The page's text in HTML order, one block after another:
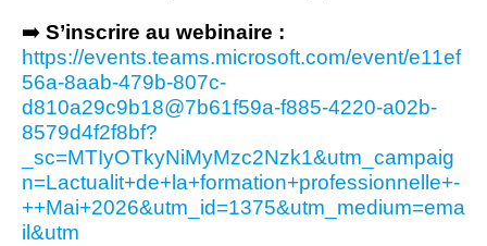
➡️ S’inscrire au webinaire :
https://events.teams.microsoft.com/event/e11ef
56a-8aab-479b-807c-
d810a29c9b18@7b61f59a-f885-4220-a02b-
8579d4f2f8bf?
_sc=MTIyOTkyNiMyMzc2Nzk1&utm_campaig
n=Lactualit+de+la+formation+professionnelle+-
++Mai+2026&utm_id=1375&utm_medium=ema
il&utm